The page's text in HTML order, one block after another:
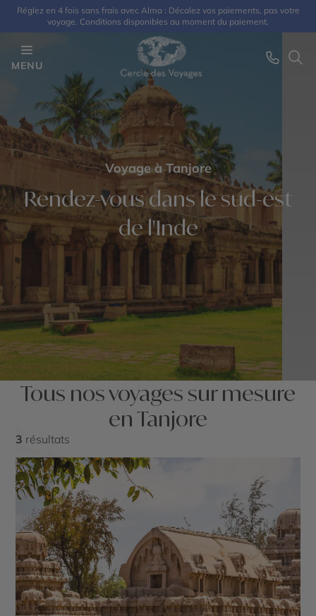
Réglez en 4 fois sans frais avec Alma : Décalez vos paiements, pas votre
voyage. Conditions disponibles au moment du paiement.
MENU
Voyage à Tanjore
Rendez-vous dans le sud-est
de l'Inde
Tous nos voyages sur mesure
en Tanjore
3 résultats